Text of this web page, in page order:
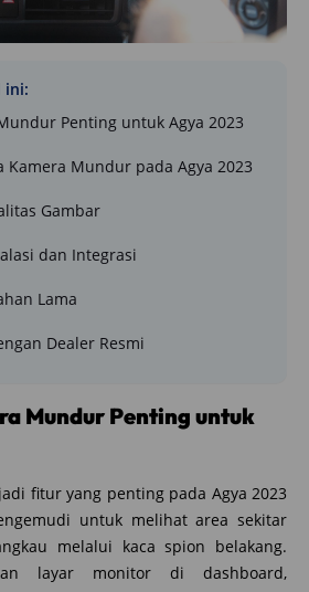
ini:
Penting untuk Agya 2023
Kamera Mundur pada Agya 2023
Gambar
dan Integrasi
Lama
Dealer Resmi
Mundur Penting untuk
fitur yang penting pada Agya 2023
untuk melihat area sekitar
melalui kaca spion belakang.
layar monitor di dashboard,